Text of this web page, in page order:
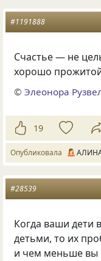
#1191888
Счастье — не
хорошо
©Элеонора
19
Опубликовала
#28539
Когда ваши дети
детьми, то их
и чем меньше вы